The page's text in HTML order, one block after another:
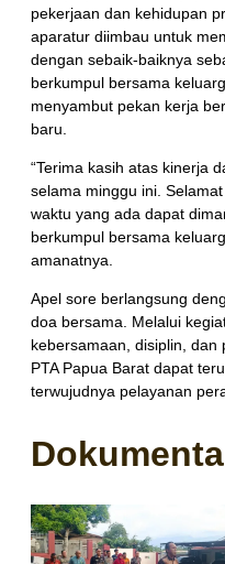
pekerjaan dan kehidupan
aparatur diimbau untuk
dengan sebaik-baiknya
berkumpul bersama
menyambut pekan kerja
baru.
“Terima kasih atas kinerja
selama minggu ini.
waktu yang ada dapat
berkumpul bersama
amanatnya.
Apel sore berlangsung
doa bersama. Melalui
kebersamaan, disiplin,
PTA Papua Barat dapat
terwujudnya pelayanan